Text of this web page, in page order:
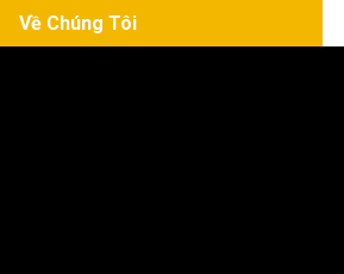
Về Chúng Tôi